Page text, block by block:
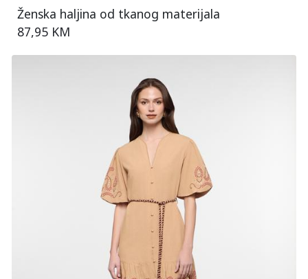
Ženska haljina od tkanog materijala
87,95 KM